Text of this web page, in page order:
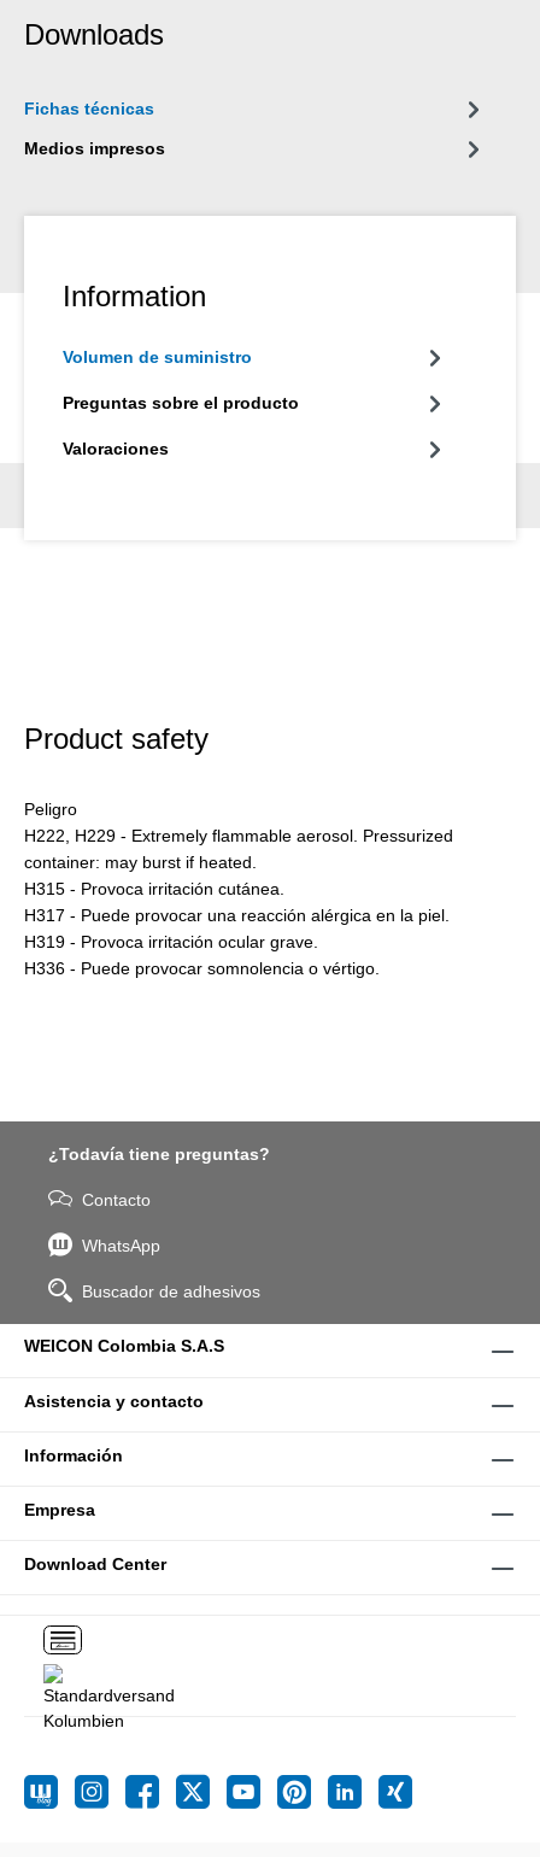
medidas de higiene adicionales, la limpieza de herramientas de
Downloads
Fichas técnicas
Medios impresos
Information
Volumen de suministro
Preguntas sobre el producto
Valoraciones
Product safety
Peligro
H222, H229 - Extremely flammable aerosol. Pressurized
container: may burst if heated.
H315 - Provoca irritación cutánea.
H317 - Puede provocar una reacción alérgica en la piel.
H319 - Provoca irritación ocular grave.
H336 - Puede provocar somnolencia o vértigo.
¿Todavía tiene preguntas?
Contacto
WhatsApp
Buscador de adhesivos
WEICON Colombia S.A.S
Asistencia y contacto
Información
Empresa
Download Center